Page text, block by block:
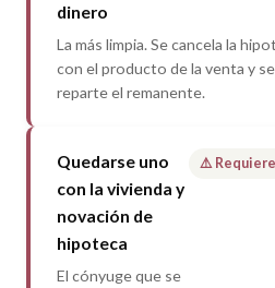
dinero
La más limpia. Se cancela la
con el producto de la venta y se
reparte el remanente.
Quedarse uno
con la vivienda y
novación de
hipoteca
El cónyuge que se
⚠️